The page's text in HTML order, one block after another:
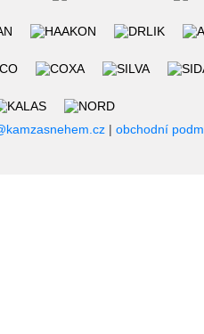
| obchodní